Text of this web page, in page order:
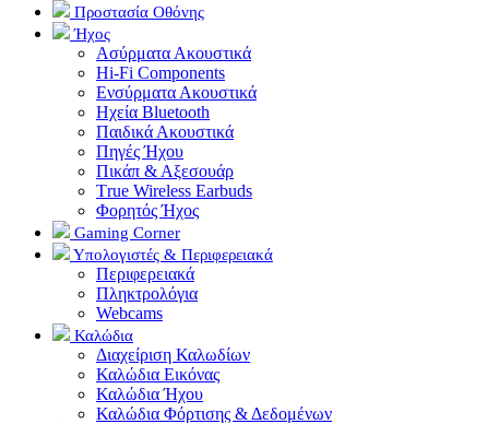
Προστασία Οθόνης
Ήχος
Ασύρματα Ακουστικά
Hi-Fi Components
Ενσύρματα Ακουστικά
Ηχεία Bluetooth
Παιδικά Ακουστικά
Πηγές Ήχου
Πικάπ & Αξεσουάρ
Τrue Wireless Earbuds
Φορητός Ήχος
Gaming Corner
Υπολογιστές & Περιφερειακά
Περιφερειακά
Πληκτρολόγια
Webcams
Καλώδια
Διαχείριση Καλωδίων
Καλώδια Εικόνας
Καλώδια Ήχου
Καλώδια Φόρτισης & Δεδομένων